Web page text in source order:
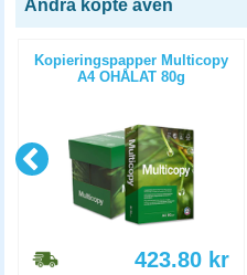
Andra köpte även
Kopieringspapper Multicopy
A4 OHÅLAT 80g
423.80 kr